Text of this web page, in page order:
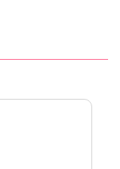
陽香
桃凪めぐ